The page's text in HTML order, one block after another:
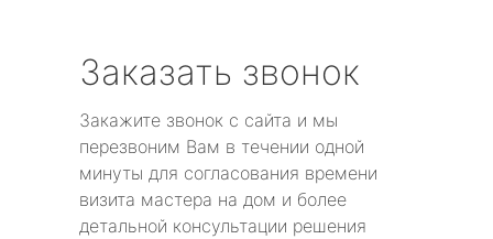
Заказать звонок
Закажите звонок с сайта и мы
перезвоним Вам в течении одной
минуты для согласования времени
визита мастера на дом и более
детальной консультации решения